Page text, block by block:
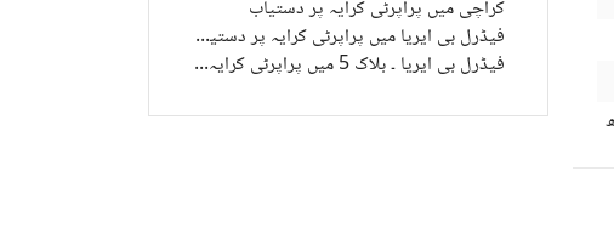
کراچی میں پراپرٹی کرایہ پر دستیاب
فیڈرل بی ایریا میں پراپرٹی کرایہ پر دستیاب
فیڈرل بی ایریا ۔ بلاک 5 میں پراپرٹی کرایہ پر دستیاب